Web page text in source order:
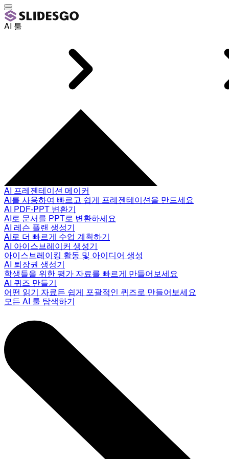
AI 툴
AI 프레젠테이션 메이커
AI를 사용하여 빠르고 쉽게 프레젠테이션을 만드세요
AI PDF-PPT 변환기
AI로 문서를 PPT로 변환하세요
AI 레슨 플랜 생성기
AI로 더 빠르게 수업 계획하기
AI 아이스브레이커 생성기
아이스브레이킹 활동 및 아이디어 생성
AI 퇴장권 생성기
학생들을 위한 평가 자료를 빠르게 만들어보세요
AI 퀴즈 만들기
어떤 읽기 자료든 쉽게 포괄적인 퀴즈로 만들어보세요
모든 AI 툴 탐색하기